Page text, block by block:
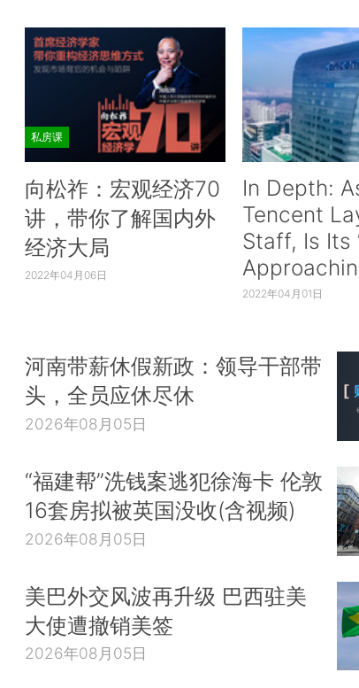
点击观看大图
2021年3月31日，巴西新增确诊病例
66873例、法国新增59038例、印度新增
39302例、波兰新增32891例、德国新增25014
23887例、阿根廷新增16056例、秘鲁新增
球新增确诊病例再度反弹，巴西、土耳其、波兰
诊数量维持较高水平。3月以来，巴西疫情严重
接连刷新纪录，单日新增确诊病例于25日首次
日新增死亡病例于30日达3780例，创历史新高
4月3日起，法国将此前在疫情严重的19个省执
施扩大至法国本土所有地区，为期4周，以遏制
日，摩尔多瓦再次进入国家紧急状态，为期60
私房课
向松祚：宏观经济70
讲，带你了解国内外
经济大局
2022年04月06日
In Depth:
Tencent
Staff, Is Its
2022年04月01日
河南带薪休假新政：领导干部带
头，全员应休尽休
2026年08月05日
“福建帮”洗钱案逃犯徐海卡 伦敦
16套房拟被英国没收(含视频)
2026年08月05日
美巴外交风波再升级 巴西驻美
大使遭撤销美签
2026年08月05日